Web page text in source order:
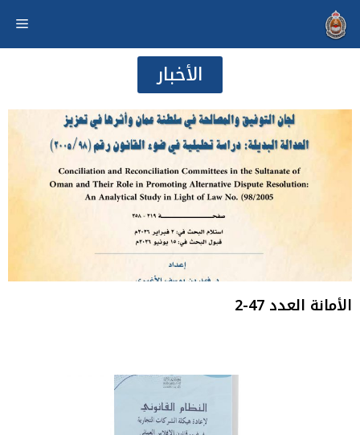
الأخبار
الأمانة العدد 47-2